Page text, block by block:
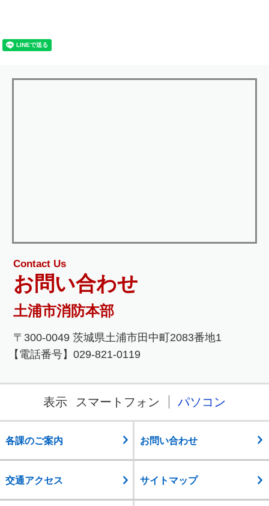
Contact Us
お問い合わせ
土浦市消防本部
〒300-0049 茨城県土浦市田中町2083番地1
【電話番号】029-821-0119
表示 スマートフォン パソコン
各課のご案内 お問い合わせ
交通アクセス サイトマップ